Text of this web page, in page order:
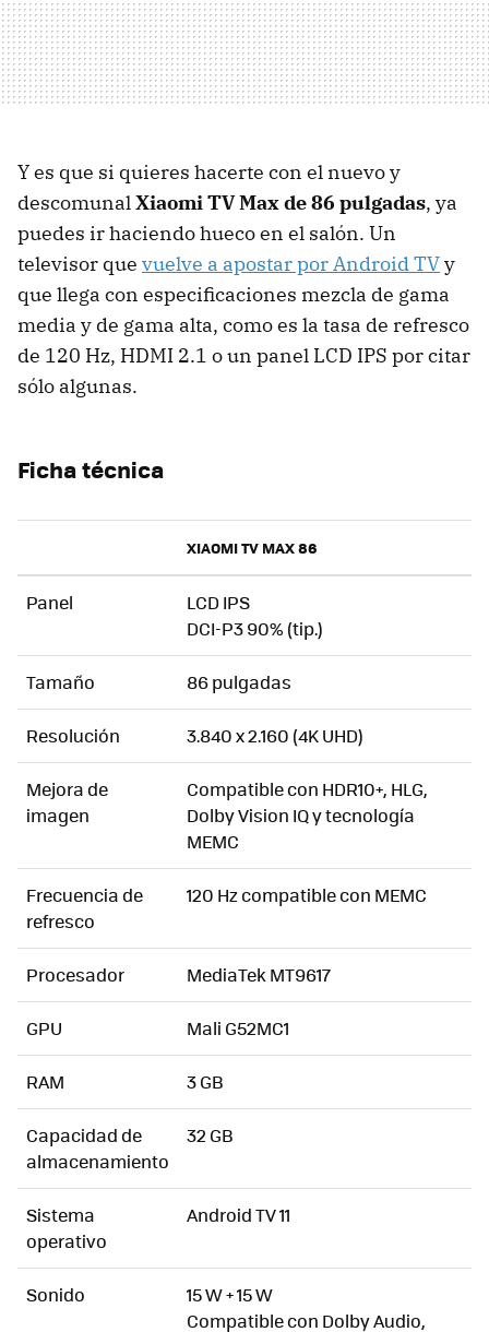
Y es que si quieres hacerte con el nuevo y
descomunalXiaomi TV Max de 86 pulgadas, ya
puedes ir haciendo hueco en el salón. Un
televisor que vuelve a apostar por Android TVy
que llega con especificaciones mezcla de gama
media y de gama alta, como es la tasa de refresco
de 120 Hz, HDMI 2.1 o un panel LCD IPS por citar
sólo algunas.
Ficha técnica
XIAOMI TV MAX 86
Panel
LCD IPS
DCI-P3 90% (tip.)
Tamaño 86 pulgadas
Resolución 3.840 x 2.160 (4K UHD)
Mejora de
imagen
Compatible con HDR10+, HLG,
Dolby Vision IQ y tecnología
MEMC
Frecuencia de
refresco
120 Hz compatible con MEMC
Procesador MediaTek MT9617
GPU Mali G52MC1
RAM 3 GB
Capacidad de
almacenamiento
32 GB
Sistema
operativo
Android TV 11
Sonido
15 W + 15 W
Compatible con Dolby Audio,